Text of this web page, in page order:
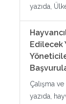
yazıda,
Edilecek
Çalışma
yazıda,